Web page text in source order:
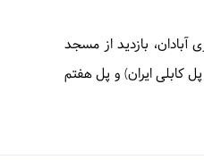
بازدید از مسجد
کابلی ایران) و پل هفتم